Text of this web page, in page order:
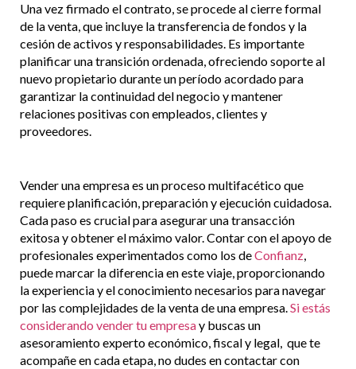
Una vez firmado el contrato, se procede al cierre formal
de la venta, que incluye la transferencia de fondos y la
cesión de activos y responsabilidades. Es importante
planificar una transición ordenada, ofreciendo soporte al
nuevo propietario durante un período acordado para
garantizar la continuidad del negocio y mantener
relaciones positivas con empleados, clientes y
proveedores.​
Vender una empresa es un proceso multifacético que
requiere planificación, preparación y ejecución cuidadosa.
Cada paso es crucial para asegurar una transacción
exitosa y obtener el máximo valor. Contar con el apoyo de
profesionales experimentados como los deConfianz,
puede marcar la diferencia en este viaje, proporcionando
la experiencia y el conocimiento necesarios para navegar
por las complejidades de la venta de una empresa.Si estás
considerando vender tu empresay buscas un
asesoramiento experto económico, fiscal y legal, que te
acompañe en cada etapa, no dudes en contactar con